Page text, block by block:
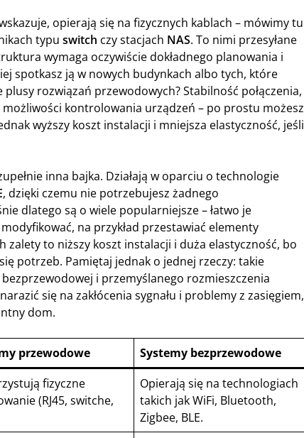
opierają się na fizycznych kablach – mówimy tu
typu switch czy stacjach NAS. To nimi przesyłane
wymaga oczywiście dokładnego planowania i
spotkasz ją w nowych budynkach albo tych, które
rozwiązań przewodowych? Stabilność połączenia,
kontrolowania urządzeń – po prostu możesz
wyższy koszt instalacji i mniejsza elastyczność, jeśli
inna bajka. Działają w oparciu o technologie
, dzięki czemu nie potrzebujesz żadnego
dlatego są o wiele popularniejsze – łatwo je
na przykład przestawiać elementy
zalety to niższy koszt instalacji i duża elastyczność, bo
potrzeb. Pamiętaj jednak o jednej rzeczy: takie
i przemyślanego rozmieszczenia
się na zakłócenia sygnału i problemy z zasięgiem,
dom.
przewodowe Systemy bezprzewodowe
fizyczne
(RJ45, switche,
Opierają się na technologiach
takich jak WiFi, Bluetooth,
Zigbee, BLE.